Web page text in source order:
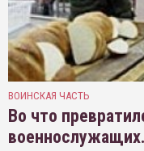
ВОИНСКАЯ ЧАСТЬ
Во что